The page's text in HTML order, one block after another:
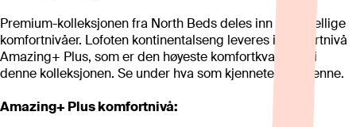
Premium-kolleksjonen fra North Beds deles inn i forskjellige
komfortnivåer. Lofoten kontinentalseng leveres i komfortnivå
Amazing+ Plus, som er den høyeste komfortkvaliteten i
denne kolleksjonen. Se under hva som kjennetegner denne.
Amazing+ Plus komfortnivå: